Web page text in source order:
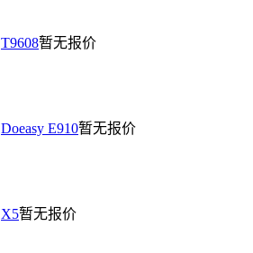
T9608暂无报价
Doeasy E910暂无报价
X5暂无报价